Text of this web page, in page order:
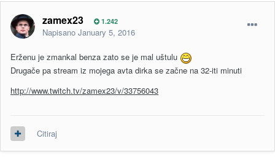
zamex23 1.242
Napisano January 5, 2016
Erženu je zmankal benza zato se je mal uštulu
Drugače pa stream iz mojega avta dirka se začne na 32-iti minuti
http://www.twitch.tv/zamex23/v/33756043
Citiraj